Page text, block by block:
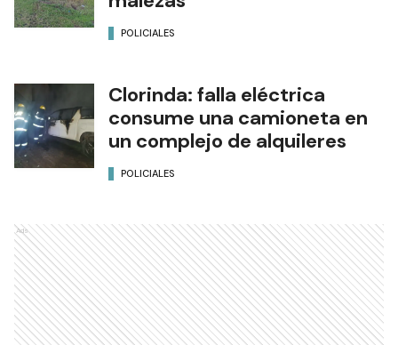
POLICIALES
Clorinda: falla eléctrica
consume una camioneta en
un complejo de alquileres
POLICIALES
Ads